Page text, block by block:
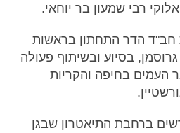
רבי שמעון בר יוחאי.
חב"ד הדר התחתון בראשות
בסיוע ובשיתוף פעולה
העמים בחיפה והקריות
ברחבת התיאטרון שבגן